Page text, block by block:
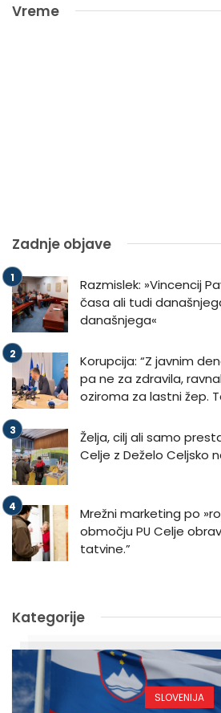
Vreme
Zadnje objave
Razmislek: »Vincencij
časa ali tudi
današnjega«
Korupcija: “Z javnim
pa ne za zdravila,
oziroma za lastni žep.
Želja, cilj ali samo
Celje z Deželo Celjsko
Mrežni marketing po
območju PU Celje
tatvine.”
Kategorije
SLOVENIJA